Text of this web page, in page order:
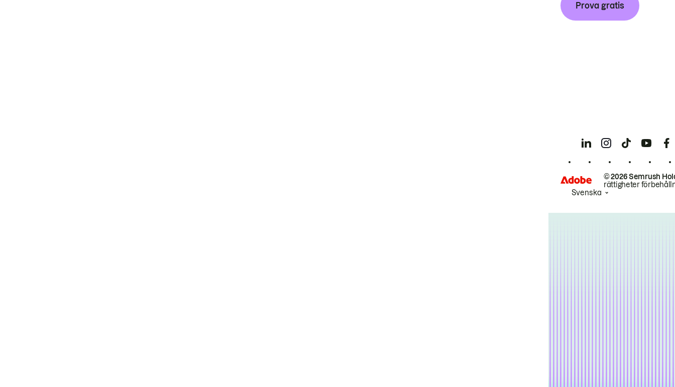
Prova gratis
© 2026 Semrush
rättigheter
Svenska